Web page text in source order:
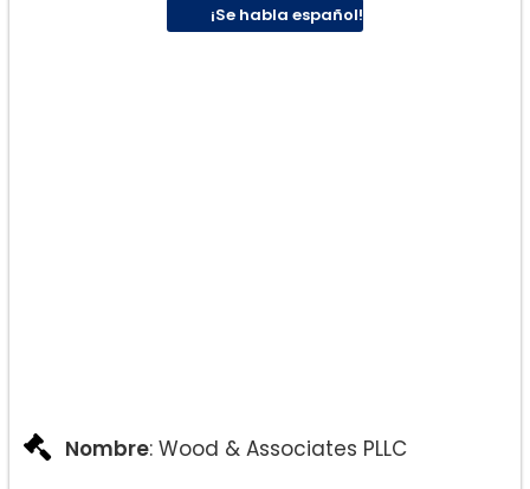
¡Se habla español!
Nombre: Wood & Associates PLLC